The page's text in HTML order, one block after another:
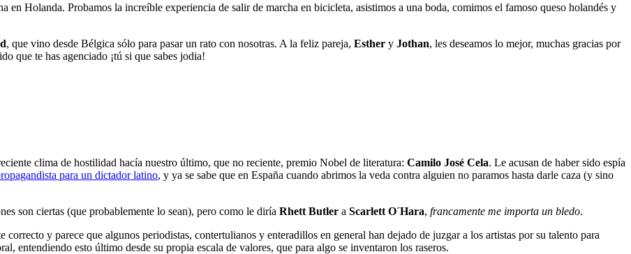
en Holanda. Probamos la increíble experiencia de salir de marcha en bicicleta, asistimos a una boda, comimos el famoso queso holandés y
, que vino desde Bélgica sólo para pasar un rato con nosotras. A la feliz pareja, Esther y Jothan, les deseamos lo mejor, muchas gracias por
que te has agenciado ¡tú si que sabes jodia!
clima de hostilidad hacía nuestro último, que no reciente, premio Nobel de literatura: Camilo José Cela. Le acusan de haber sido espía
para un dictador latino, y ya se sabe que en España cuando abrimos la veda contra alguien no paramos hasta darle caza (y sino
son ciertas (que probablemente lo sean), pero como le diría Rhett Butler a Scarlett O´Hara, francamente me importa un bledo.
y parece que algunos periodistas, contertulianos y enteradillos en general han dejado de juzgar a los artistas por su talento para
entendiendo esto último desde su propia escala de valores, que para algo se inventaron los raseros.